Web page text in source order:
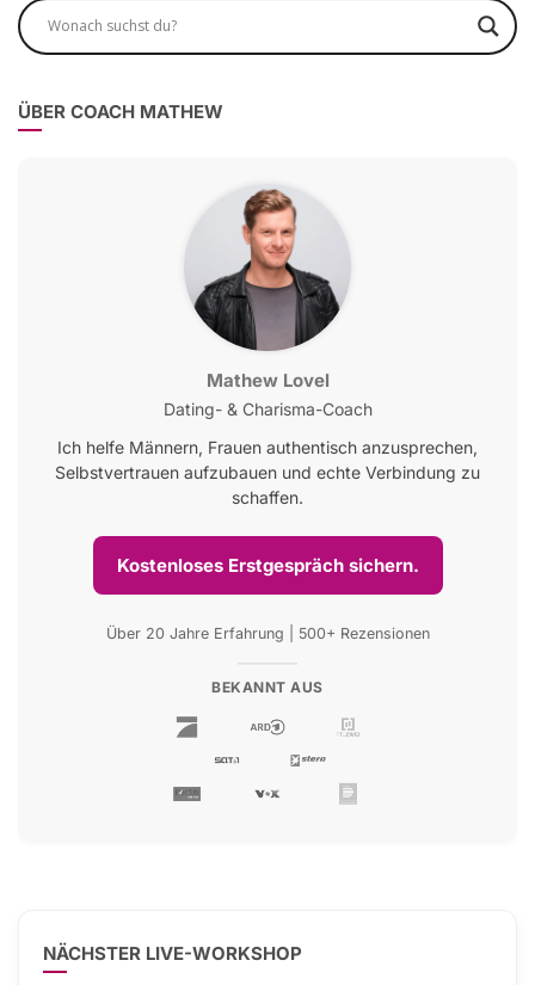
ÜBER COACH MATHEW
Mathew Lovel
Dating- & Charisma-Coach
Ich helfe Männern, Frauen authentisch anzusprechen,
Selbstvertrauen aufzubauen und echte Verbindung zu
schaffen.
Kostenloses Erstgespräch sichern.
Über 20 Jahre Erfahrung | 500+ Rezensionen
BEKANNT AUS
NÄCHSTER LIVE-WORKSHOP